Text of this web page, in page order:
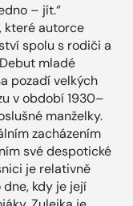
– jít.“
které autorce
spolu s rodiči a
mladé
pozadí velkých
v období 1930–
manželky.
zacházením
své despotické
je relativně
kdy je její